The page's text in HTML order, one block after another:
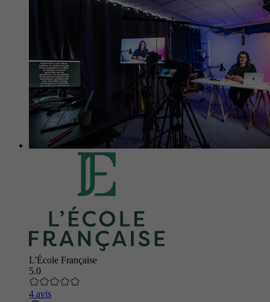
L'École Française
5.0
4 avis